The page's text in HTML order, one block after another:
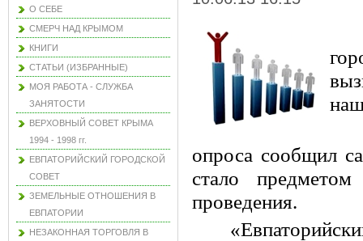
О СЕБЕ
СМЕРЧ НАД КРЫМОМ
КНИГИ
СТАТЬИ (ИЗБРАННЫЕ)
МОЯ РАБОТА - СЛУЖБА
ЗАНЯТОСТИ
ВЕРХОВНЫЙ СОВЕТ КРЫМА
1994 - 1998 гг.
ЕВПАТОРИЙСКИЙ ГОРОДСКОЙ
СОВЕТ
ЗЕМЕЛЬНЫЕ ОТНОШЕНИЯ В
ЕВПАТОРИИ
НЕЗАКОННАЯ ТОРГОВЛЯ В
опроса сообщил
стало
проведения.